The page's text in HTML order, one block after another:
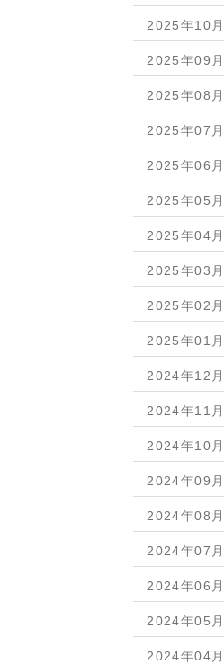
2025年10
2025年09
2025年08
2025年07
2025年06
2025年05
2025年04
2025年03
2025年02
2025年01
2024年12
2024年11
2024年10
2024年09
2024年08
2024年07
2024年06
2024年05
2024年04